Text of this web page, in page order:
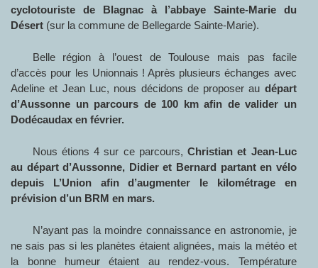
cyclotouriste de Blagnac à l’abbaye Sainte-Marie du
Désert (sur la commune de Bellegarde Sainte-Marie).
Belle région à l’ouest de Toulouse mais pas facile
d’accès pour les Unionnais ! Après plusieurs échanges avec
Adeline et Jean Luc, nous décidons de proposer au départ
d’Aussonne un parcours de 100 km afin de valider un
Dodécaudax en février.
Nous étions 4 sur ce parcours,Christian et Jean-Luc
au départ d’Aussonne, Didier et Bernard partant en vélo
depuis L’Union afin d’augmenter le kilométrage en
prévision d’un BRM en mars.
N’ayant pas la moindre connaissance en astronomie, je
ne sais pas si les planètes étaient alignées, mais la météo et
la bonne humeur étaient au rendez-vous. Température